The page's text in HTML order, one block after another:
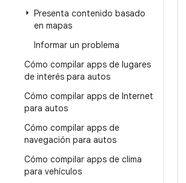
Presenta contenido basado
en mapas
Informar un problema
Cómo compilar apps de lugares
de interés para autos
Cómo compilar apps de Internet
para autos
Cómo compilar apps de
navegación para autos
Cómo compilar apps de clima
para vehículos